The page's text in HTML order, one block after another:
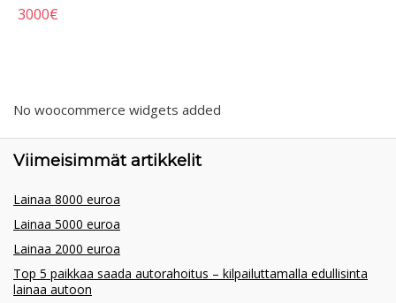
3000€
No woocommerce widgets added
Viimeisimmät artikkelit
Lainaa 8000 euroa
Lainaa 5000 euroa
Lainaa 2000 euroa
Top 5 paikkaa saada autorahoitus – kilpailuttamalla edullisinta
lainaa autoon